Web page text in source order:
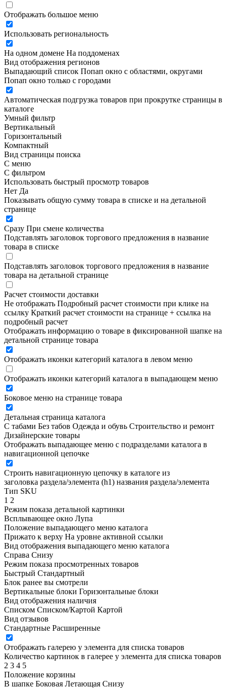
Отображать большое меню
Использовать региональность
На одном домене На поддоменах
Вид отображения регионов
Выпадающий список Попап окно c областями, округами
Попап окно только с городами
Автоматическая подгрузка товаров при прокрутке страницы в
каталоге
Умный фильтр
Вертикальный
Горизонтальный
Компактный
Вид страницы поиска
С меню
С фильтром
Использовать быстрый просмотр товаров
Нет Да
Показывать общую сумму товара в списке и на детальной
странице
Сразу При смене количества
Подставлять заголовок торгового предложения в название
товара в списке
Подставлять заголовок торгового предложения в название
товара на детальной странице
Расчет стоимости доставки
Не отображать Подробный расчет стоимости при клике на
ссылку Краткий расчет стоимости на странице + ссылка на
подробный расчет
Отображать информацию о товаре в фиксированной шапке на
детальной странице товара
Отображать иконки категорий каталога в левом меню
Отображать иконки категорий каталога в выпадающем меню
Боковое меню на странице товара
Детальная страница каталога
С табами Без табов Одежда и обувь Строительство и ремонт
Дизайнерские товары
Отображать выпадающее меню с подразделами каталога в
навигационной цепочке
Строить навигационную цепочку в каталоге из
заголовка раздела/элемента (h1) названия раздела/элемента
Тип SKU
1 2
Режим показа детальной картинки
Всплывающее окно Лупа
Положение выпадающего меню каталога
Прижато к верху На уровне активной ссылки
Вид отображения выпадающего меню каталога
Справа Снизу
Режим показа просмотренных товаров
Быстрый Стандартный
Блок ранее вы смотрели
Вертикальные блоки Горизонтальные блоки
Вид отображения наличия
Списком Списком/Картой Картой
Вид отзывов
Стандартные Расширенные
Отображать галерею у элемента для списка товаров
Количество картинок в галерее у элемента для списка товаров
2 3 4 5
Положение корзины
В шапке Боковая Летающая Снизу